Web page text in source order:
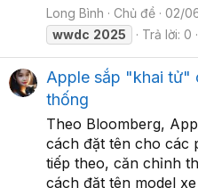
Long Bình Chủ đề 02/
wwdc 2025 Trả lời: 0
Apple sắp "khai tử"
thống
Theo Bloomberg,
cách đặt tên cho các
tiếp theo, căn chỉnh
cách đặt tên model